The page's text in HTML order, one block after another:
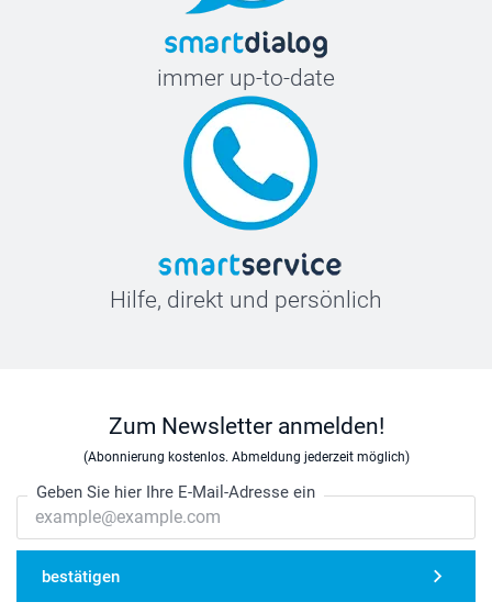
immer up-to-date
Hilfe, direkt und persönlich
Zum Newsletter anmelden!
(Abonnierung kostenlos. Abmeldung jederzeit möglich)
Geben Sie hier Ihre E-Mail-Adresse ein
bestätigen